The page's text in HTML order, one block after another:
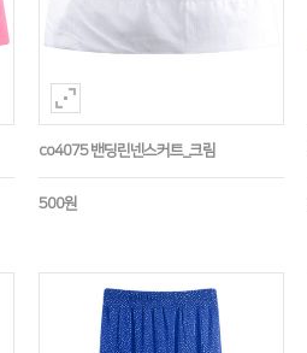
co4075 밴딩린넨스커트_크림
500원